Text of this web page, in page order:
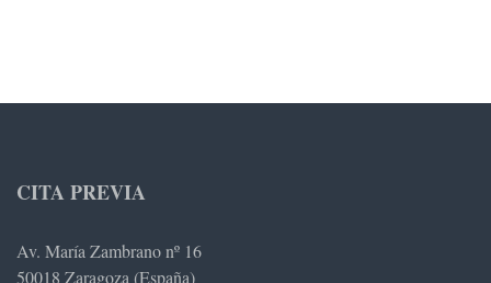
CITA PREVIA
Av. María Zambrano nº 16
50018 Zaragoza (España)